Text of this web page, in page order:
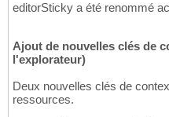
editorSticky a été renommé
Ajout de nouvelles clés de
l'explorateur)
Deux nouvelles clés de
ressources.